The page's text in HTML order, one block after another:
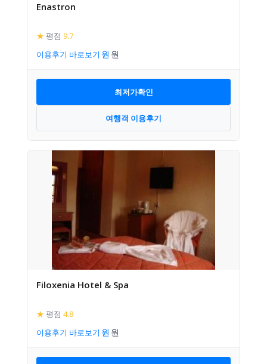
Enastron
★ 평점 9.7
이용후기 바로보기
최저가확인
여행객 이용후기
Filoxenia Hotel & Spa
★ 평점 4.8
이용후기 바로보기